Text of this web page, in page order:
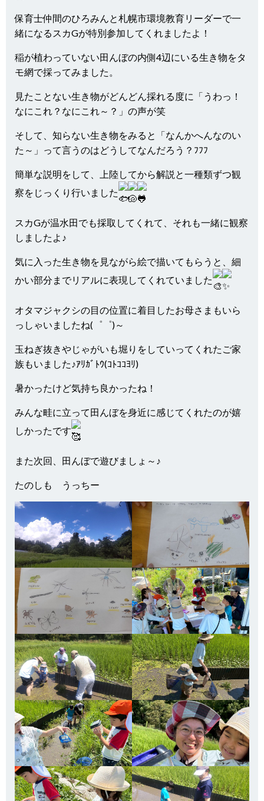
保育士仲間のひろみんと札幌市環境教育リーダーで一
緒になるスカGが特別参加してくれましたよ！
稲が植わっていない田んぼの内側4辺にいる生き物をタ
モ網で採ってみました。
見たことない生き物がどんどん採れる度に「うわっ！
なにこれ？なにこれ～？」の声が笑
そして、知らない生き物をみると「なんかへんなのい
た～」って言うのはどうしてなんだろう？ﾌﾌﾌ
簡単な説明をして、上陸してから解説と一種類ずつ観
察をじっくり行いました
スカGが温水田でも採取してくれて、それも一緒に観察
しましたよ♪
気に入った生き物を見ながら絵で描いてもらうと、細
かい部分までリアルに表現してくれていました
オタマジャクシの目の位置に着目したお母さまもいら
っしゃいましたね(゜゜)～
玉ねぎ抜きやじゃがいも堀りをしていってくれたご家
族もいました♪ｱﾘｶﾞﾄｳ(ｺﾄｺｺﾖﾘ)
暑かったけど気持ち良かったね！
みんな畦に立って田んぼを身近に感じてくれたのが嬉
しかったです
また次回、田んぼで遊びましょ～♪
たのしも うっちー